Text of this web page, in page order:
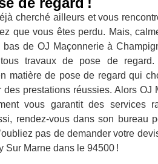
cherché ailleurs et vous
que vous êtes perdu. Mais,
de OJ Maçonnerie à
tous travaux de pose de
matière de pose de regard qui
des prestations réussies. Alors OJ
vous garantit des services
rendez-vous dans son bureau
pas de demander votre
Sur Marne dans le 94500 !